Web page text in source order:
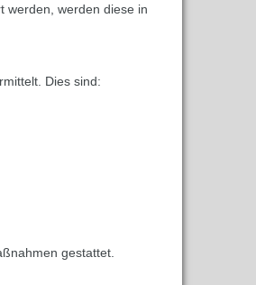
werden, werden diese in
Dies sind:
gestattet.